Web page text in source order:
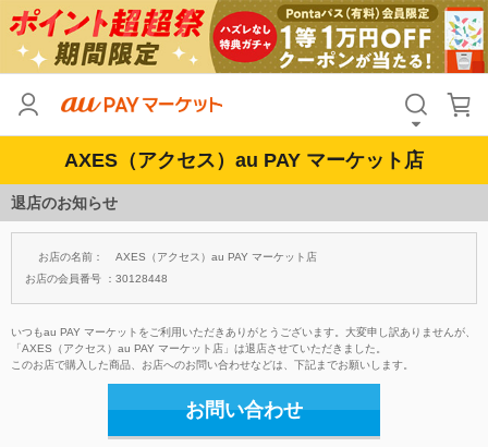
AXES（アクセス）au PAY マーケット店
退店のお知らせ
お店の名前：
AXES（アクセス）au PAY マーケット店
お店の会員番号 ： 30128448
いつもau PAY マーケットをご利用いただきありがとうございます。大変申し訳ありませんが、
「AXES（アクセス）au PAY マーケット店」は退店させていただきました。
このお店で購入した商品、お店へのお問い合わせなどは、下記までお願いします。
お問い合わせ